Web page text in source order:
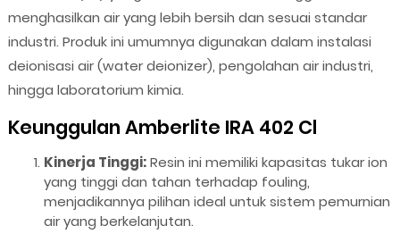
menghasilkan air yang lebih bersih dan sesuai standar
industri. Produk ini umumnya digunakan dalam instalasi
deionisasi air (water deionizer), pengolahan air industri,
hingga laboratorium kimia.
Keunggulan Amberlite IRA 402 Cl
Kinerja Tinggi:Resin ini memiliki kapasitas tukar ion
yang tinggi dan tahan terhadap fouling,
menjadikannya pilihan ideal untuk sistem pemurnian
air yang berkelanjutan.